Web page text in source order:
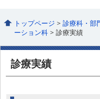
トップページ >診療科・部
ーション科 > 診療実績
診療実績